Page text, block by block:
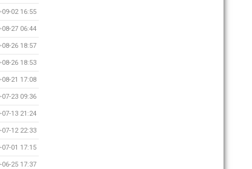
09-02 16:55
08-27 06:44
08-26 18:57
08-26 18:53
08-21 17:08
07-23 09:36
07-13 21:24
07-12 22:33
07-01 17:15
06-25 17:37